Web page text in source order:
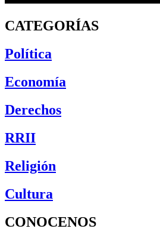
CATEGORÍAS
Política
Economía
Derechos
RRII
Religión
Cultura
CONOCENOS